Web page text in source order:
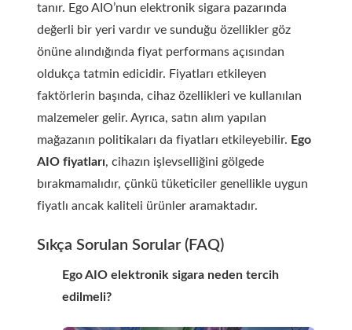
tanır. Ego AIO’nun elektronik sigara pazarında
değerli bir yeri vardır ve sunduğu özellikler göz
önüne alındığında fiyat performans açısından
oldukça tatmin edicidir. Fiyatları etkileyen
faktörlerin başında, cihaz özellikleri ve kullanılan
malzemeler gelir. Ayrıca, satın alım yapılan
mağazanın politikaları da fiyatları etkileyebilir. Ego
AIO fiyatları, cihazın işlevselliğini gölgede
bırakmamalıdır, çünkü tüketiciler genellikle uygun
fiyatlı ancak kaliteli ürünler aramaktadır.
Sıkça Sorulan Sorular (FAQ)
Ego AIO elektronik sigara neden tercih
edilmeli?